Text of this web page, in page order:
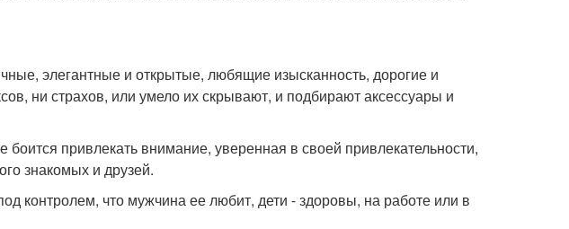
элегантные и открытые, любящие изысканность, дорогие и
ни страхов, или умело их скрывают, и подбирают аксессуары и
привлекать внимание, уверенная в своей привлекательности,
знакомых и друзей.
контролем, что мужчина ее любит, дети - здоровы, на работе или в